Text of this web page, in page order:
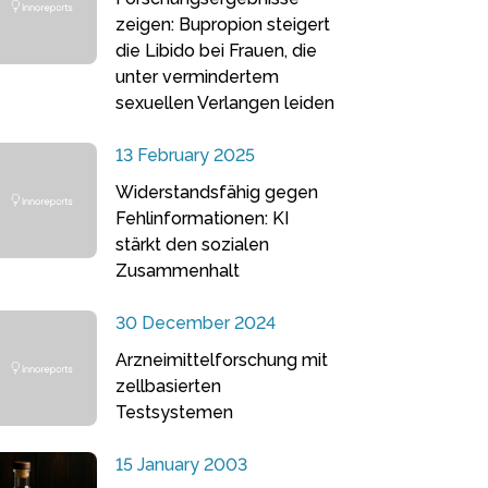
zeigen: Bupropion steigert
die Libido bei Frauen, die
unter vermindertem
sexuellen Verlangen leiden
13 February 2025
Widerstandsfähig gegen
Fehlinformationen: KI
stärkt den sozialen
Zusammenhalt
30 December 2024
Arzneimittelforschung mit
zellbasierten
Testsystemen
15 January 2003